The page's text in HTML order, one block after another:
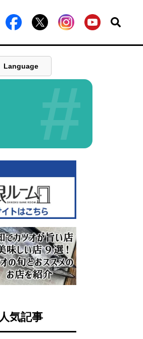
Language
#
気記事